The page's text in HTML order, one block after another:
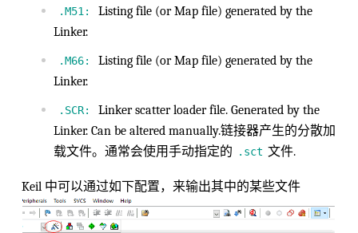
.M51:
Listing file (or Map file) generated by the
Linker.
.M66:
Listing file (or Map file) generated by the
Linker.
.SCR:
Linker scatter loader file. Generated by the
Linker. Can be altered manually.链接器产生的分散加
载文件。通常会使用手动指定的
.sct 文件.
Keil 中可以通过如下配置，来输出其中的某些文件